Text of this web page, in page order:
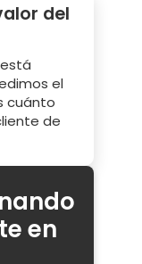
del
el
cuánto
de
en